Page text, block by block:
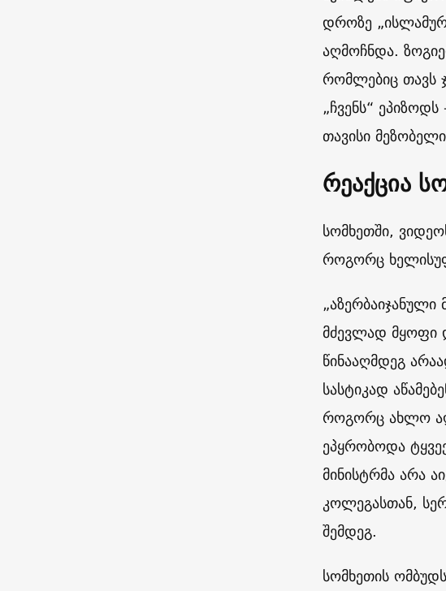
დროზე
აღმოჩნდა.
რომლებიც თავს
„ჩვენს“
თავისი
რეაქცია
სომხეთში,
როგორც
მძევლად მყოფი
წინააღმდეგ
სასტიკად
როგორც ახლო
ეპყრობოდა
მინისტრმა არა
კოლეგასთან,
შემდეგ.
სომხეთის